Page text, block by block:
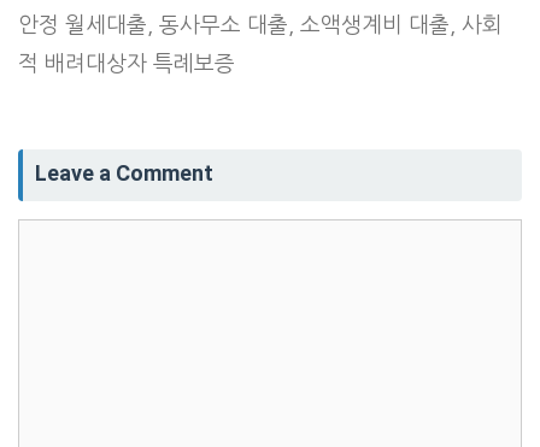
안정 월세대출, 동사무소 대출, 소액생계비 대출, 사회
적 배려대상자 특례보증
Leave a Comment